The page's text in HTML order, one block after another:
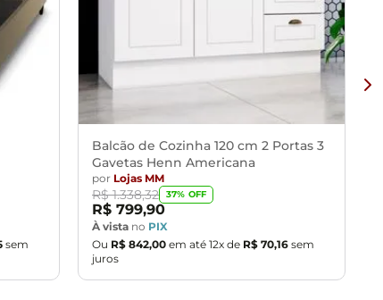
sem
Balcão de Cozinha 120 cm 2 Portas 3
Gavetas Henn Americana
por Lojas MM
R$ 1.338,32 37% OFF
R$ 799,90
À vista no PIX
Ou R$ 842,00 em até 12x de R$ 70,16 sem
juros